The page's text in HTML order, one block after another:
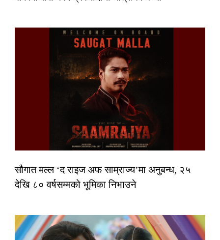
सौगात मल्ल ‘द राइज अफ साम्राज्य’मा अनुबन्ध, २५
देखि ८० वर्षसम्मको भूमिका निभाउने